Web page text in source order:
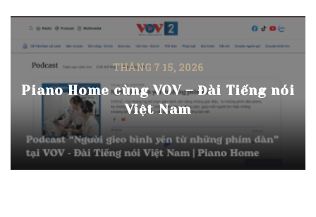
THÁNG 7 15, 2026
Piano Home cùng VOV – Đài Tiếng nói
Việt Nam